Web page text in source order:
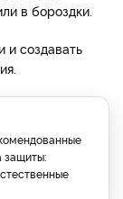
в бороздки.
и создавать
защиты: